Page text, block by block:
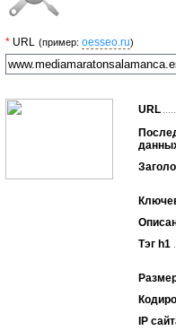
* URL (пример: oesseo.ru)
URL
Тэг h1
IP